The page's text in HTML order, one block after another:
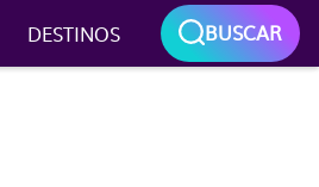
DESTINOS BUSCAR